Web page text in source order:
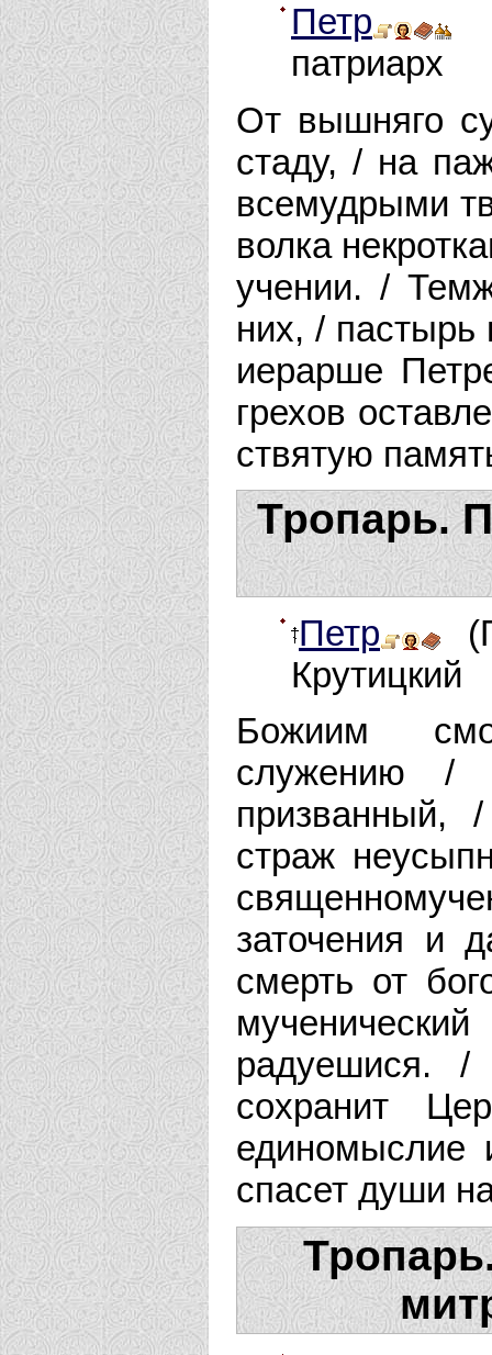
Петр
патриарх
От вышняго
стаду, / на
всемудрыми
волка
учении. /
них, / пастырь
иерарше
грехов
ствятую
Тропарь.
Петр
Крутицкий
Божиим
служению /
призванный,
страж
заточения и
смерть от
радуешися.
сохранит
спасет души